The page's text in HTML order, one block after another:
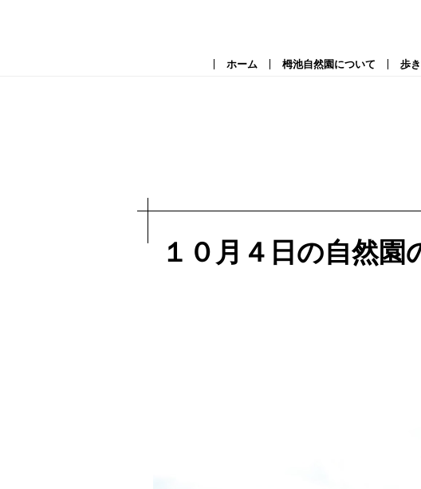
ホーム 栂池自然園について 歩
１０月４日の自然園